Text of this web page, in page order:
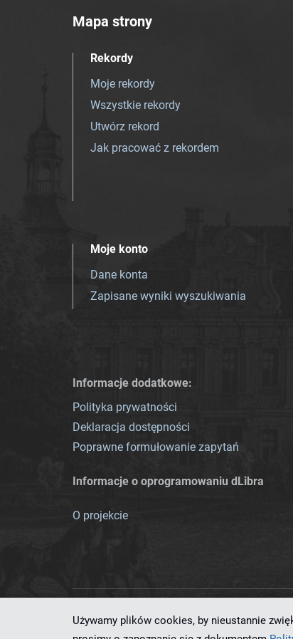
Mapa strony
Rekordy
Moje rekordy
Wszystkie rekordy
Utwórz rekord
Jak pracować z rekordem
Moje konto
Dane konta
Zapisane wyniki wyszukiwania
Informacje dodatkowe:
Polityka prywatności
Deklaracja dostępności
Poprawne formułowanie zapytań
Informacje o oprogramowaniu dLibra
O projekcie
Ten serwis działa dzięki
Używamy plików cookies, by nieustannie